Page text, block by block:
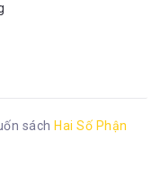
sách Hai Số Phận